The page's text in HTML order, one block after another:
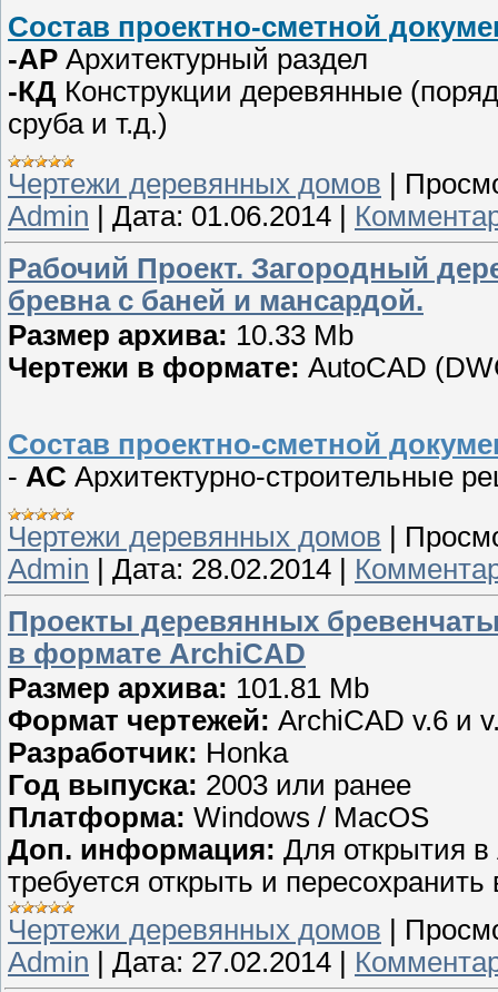
Состав проектно-сметной
-АР Архитектурный раздел
-КД Конструкции деревянные
сруба и т.д.)
Чертежи деревянных домов |
Admin | Дата: 01.06.2014 |
Рабочий Проект. Загородный
бревна с баней и мансардой.
Размер архива: 10.33 Mb
Чертежи в формате: AutoCAD
Состав проектно-сметной
- АС Архитектурно-строительные
Чертежи деревянных домов |
Admin | Дата: 28.02.2014 |
Проекты деревянных
в формате ArchiCAD
Размер архива: 101.81 Mb
Формат чертежей: ArchiCAD v.6 и
Разработчик: Honka
Год выпуска: 2003 или ранее
Платформа: Windows / MacOS
Доп. информация: Для открытия
требуется открыть и
Чертежи деревянных домов
Admin
Дата: 27.02.2014